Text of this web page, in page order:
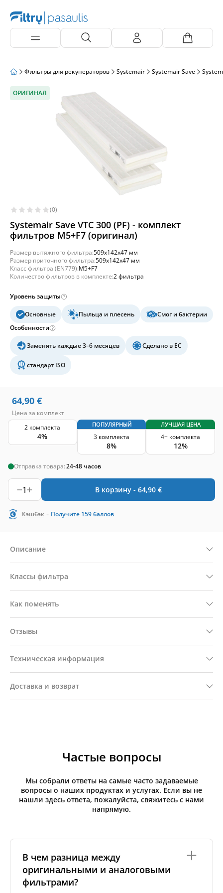
Фильтры для рекуператоров Systemair Systemair Save
ОРИГИНАЛ
(0)
Systemair Save VTC 300 (PF) - комплект
фильтров M5+F7 (оригинал)
Размер вытяжного фильтра:509x142x47 мм
Размер приточного фильтра:509x142x47 мм
Класс фильтра (EN779):M5+F7
Количество фильтров в комплекте:2 фильтра
Уровень защиты
Основные Пыльца и плесень
Смог и бактерии
Особенности
Заменять каждые 3–6 месяцев Сделано в ЕС
стандарт ISO
64,90 €
Цена за комплект
2 комплекта
4%
ПОПУЛЯРНЫЙ
3 комплекта
8%
ЛУЧШАЯ ЦЕНА
4+ комплекта
12%
Отправка товара:24-48 часов
1 В корзину - 64,90 €
Кэшбэк - Получите 159баллов
Описание
Классы фильтра
Как поменять
Отзывы
Техническая информация
Доставка и возврат
Частые вопросы
Мы собрали ответы на самые часто задаваемые
вопросы о наших продуктах и услугах. Если вы не
нашли здесь ответа, пожалуйста, свяжитесь с нами
напрямую.
В чем разница между
оригинальными и аналоговыми
фильтрами?